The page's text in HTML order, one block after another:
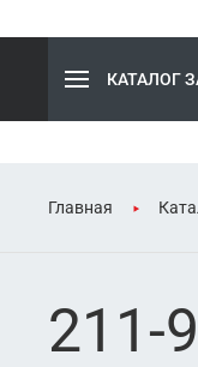
КАТАЛОГ
Главная
211-